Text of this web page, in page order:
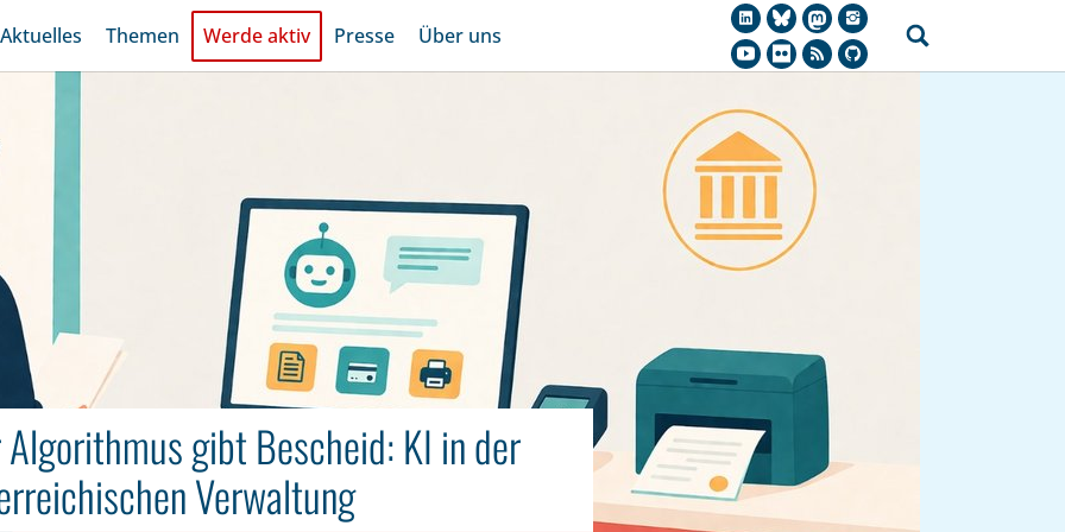
Aktuelles Themen Werde aktiv Presse Über uns
Algorithmus gibt Bescheid: KI in der
Verwaltung